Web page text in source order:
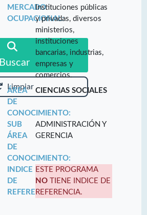
Buscar
Limpiar
MERCADO
OCUPACIONAL:
Instituciones públicas
y privadas, diversos
ministerios,
instituciones
bancarias, industrias,
empresas y
comercios.
ÁREA
DE
CONOCIMIENTO:
CIENCIAS SOCIALES
SUB
ÁREA
DE
CONOCIMIENTO:
ADMINISTRACIÓN Y
GERENCIA
INDICE
DE
REFERENCIA:
ESTE PROGRAMA
NO TIENE INDICE DE
REFERENCIA.